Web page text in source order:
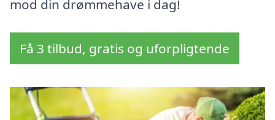
mod din drømmehave i dag!
Få 3 tilbud, gratis og uforpligtende